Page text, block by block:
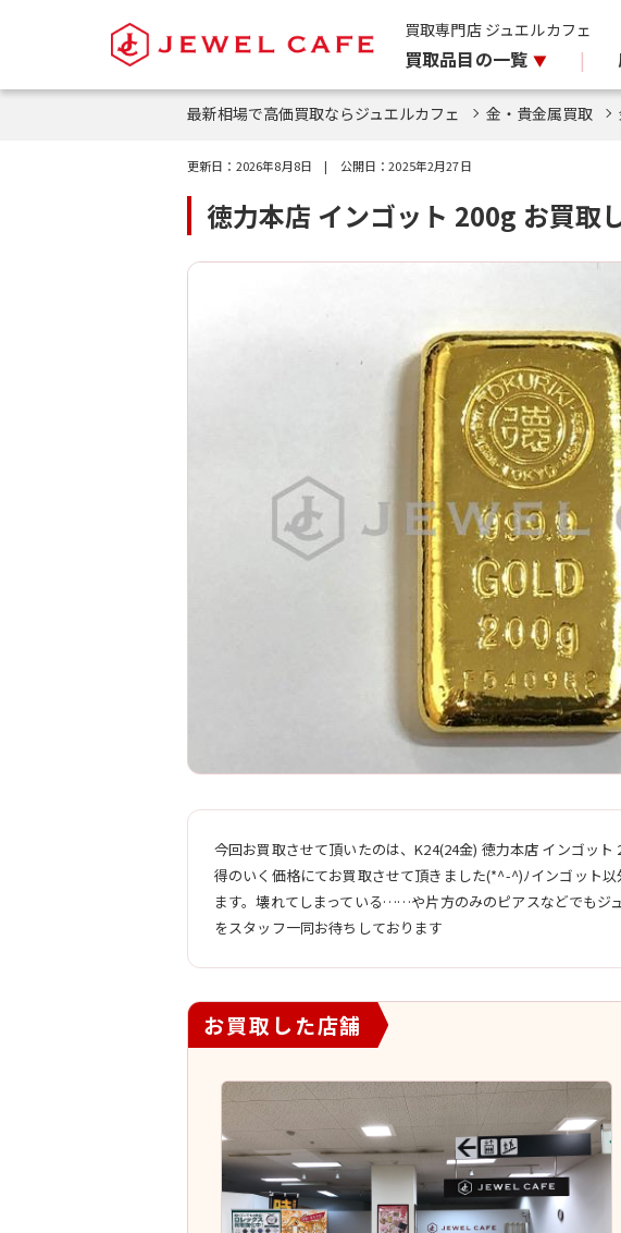
買取専門店 ジュエルカフェ
買取品目の一覧 |
最新相場で高価買取ならジュエルカフェ 金・貴金属買取
更新日： 2026年8月8日 | 公開日：2025年2月27日
徳力本店 インゴット 200g お買取
今回お買取させて頂いたのは、K24(24金) 徳力本店 インゴッ
得のいく価格にてお買取させて頂きました(*^-^)ﾉインゴット
ます。壊れてしまっている……や片方のみのピアスなどでもジ
をスタッフ一同お待ちしております
お買取した店舗